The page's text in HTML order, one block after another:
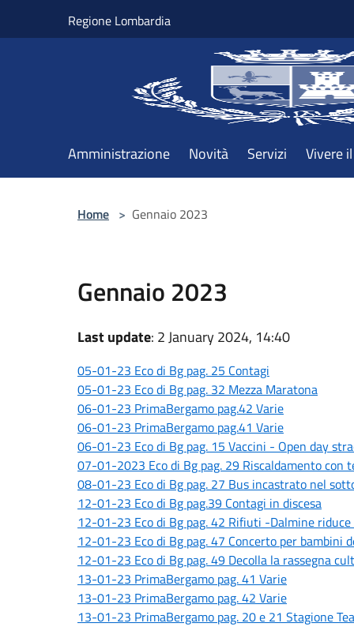
Regione Lombardia
Amministrazione Novità Servizi Vivere
Home > Gennaio 2023
Gennaio 2023
Last update: 2 January 2024, 14:40
05-01-23 Eco di Bg pag. 25 Contagi
05-01-23 Eco di Bg pag. 32 Mezza Maratona
06-01-23 PrimaBergamo pag.42 Varie
06-01-23 PrimaBergamo pag.41 Varie
06-01-23 Eco di Bg pag. 15 Vaccini - Open day
07-01-2023 Eco di Bg pag. 29 Riscaldamento con
08-01-23 Eco di Bg pag. 27 Bus incastrato nel
12-01-23 Eco di Bg pag.39 Contagi in discesa
12-01-23 Eco di Bg pag. 42 Rifiuti -Dalmine
12-01-23 Eco di Bg pag. 47 Concerto per bambini
12-01-23 Eco di Bg pag. 49 Decolla la rassegna
13-01-23 PrimaBergamo pag. 41 Varie
13-01-23 PrimaBergamo pag. 42 Varie
13-01-23 PrimaBergamo pag. 20 e 21 Stagione